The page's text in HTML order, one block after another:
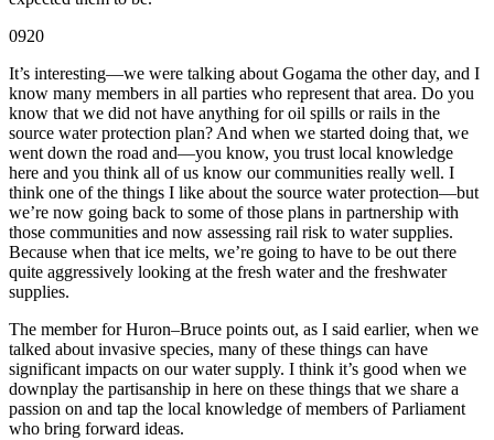
0920
It’s interesting—we were talking about Gogama the other day, and I
know many members in all parties who represent that area. Do you
know that we did not have anything for oil spills or rails in the
source water protection plan? And when we started doing that, we
went down the road and—you know, you trust local knowledge
here and you think all of us know our communities really well. I
think one of the things I like about the source water protection—but
we’re now going back to some of those plans in partnership with
those communities and now assessing rail risk to water supplies.
Because when that ice melts, we’re going to have to be out there
quite aggressively looking at the fresh water and the freshwater
supplies.
The member for Huron–Bruce points out, as I said earlier, when we
talked about invasive species, many of these things can have
significant impacts on our water supply. I think it’s good when we
downplay the partisanship in here on these things that we share a
passion on and tap the local knowledge of members of Parliament
who bring forward ideas.